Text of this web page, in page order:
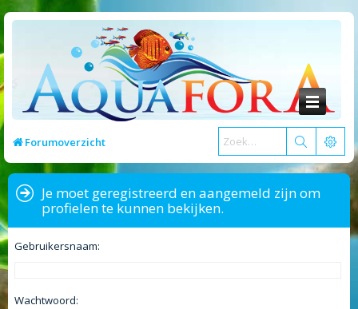
Forumoverzicht
Je moet geregistreerd en aangemeld zijn om
profielen te kunnen bekijken.
Gebruikersnaam:
Wachtwoord: